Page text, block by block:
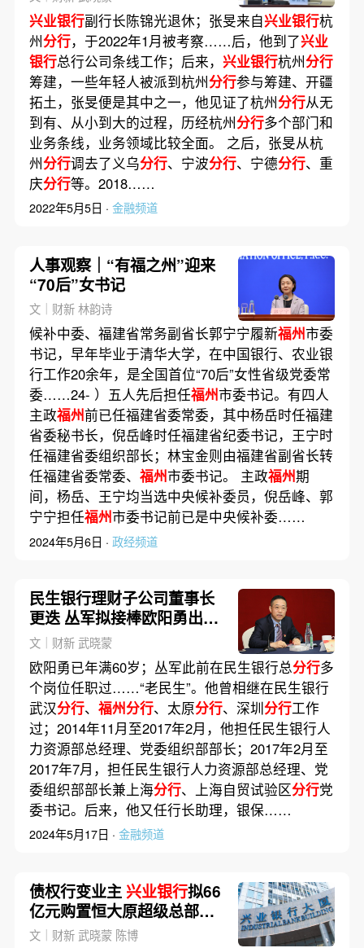
兴业银行副行长陈锦光退休；张旻来自兴业银行杭
州分行，于2022年1月被考察……后，他到了兴业
银行总行公司条线工作；后来， 兴业银行杭州分行
筹建，一些年轻人被派到杭州分行参与筹建、开疆
拓土，张旻便是其中之一，他见证了杭州分行从无
到有、从小到大的过程，历经杭州分行多个部门和
业务条线，业务领域比较全面。 之后，张旻从杭
州分行调去了义乌分行、宁波分行、宁德分行、重
庆分行等。2018……
2022年5月5日 · 金融频道
人事观察｜“有福之州”迎来
“70后”女书记
文｜财新 林韵诗
候补中委、福建省常务副省长郭宁宁履新福州市委
书记，早年毕业于清华大学，在中国银行、农业银
行工作20余年，是全国首位“70后”女性省级党委常
委……24- ）五人先后担任福州市委书记。有四人
主政福州前已任福建省委常委，其中杨岳时任福建
省委秘书长，倪岳峰时任福建省纪委书记，王宁时
任福建省委组织部长；林宝金则由福建省副省长转
任福建省委常委、 福州市委书记。 主政福州期
间，杨岳、王宁均当选中央候补委员，倪岳峰、郭
宁宁担任福州市委书记前已是中央候补委……
2024年5月6日 · 政经频道
民生银行理财子公司董事长
更迭 丛军拟接棒欧阳勇出任
“一把手”
文｜财新 武晓蒙
欧阳勇已年满60岁；丛军此前在民生银行总分行多
个岗位任职过……“老民生”。他曾相继在民生银行
武汉分行、 福州分行、太原分行、深圳分行工作
过；2014年11月至2017年2月，他担任民生银行人
力资源部总经理、党委组织部部长；2017年2月至
2017年7月，担任民生银行人力资源部总经理、党
委组织部部长兼上海分行、上海自贸试验区分行党
委书记。后来，他又任行长助理，银保……
2024年5月17日 · 金融频道
债权行变业主 兴业银行拟66
亿元购置恒大原超级总部地
块物业
文｜财新 武晓蒙 陈博